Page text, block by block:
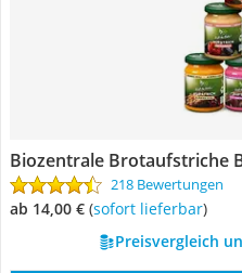
Biozentrale Brotaufstriche
218 Bewertungen
ab 14,00 € ( Sofort lieferbar)
Preisvergleich